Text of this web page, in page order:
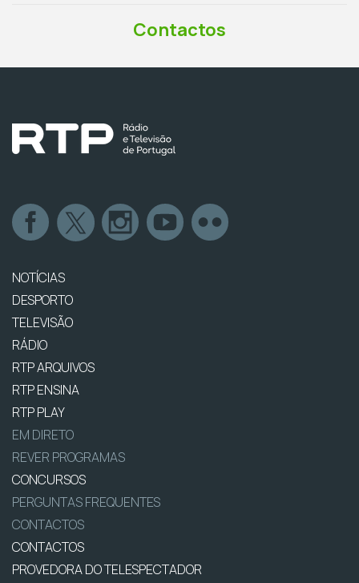
Contactos
NOTÍCIAS
DESPORTO
TELEVISÃO
RÁDIO
RTP ARQUIVOS
RTP ENSINA
RTP PLAY
EM DIRETO
REVER PROGRAMAS
CONCURSOS
PERGUNTAS FREQUENTES
CONTACTOS
CONTACTOS
PROVEDORA DO TELESPECTADOR